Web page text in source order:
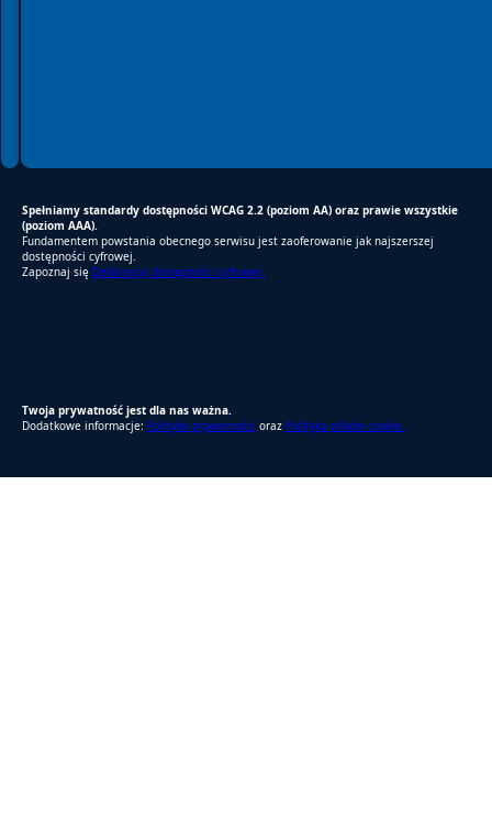
Spełniamy standardy dostępności WCAG 2.2 (poziom AA) oraz prawie wszystkie
(poziom AAA).
Fundamentem powstania obecnego serwisu jest zaoferowanie jak najszerszej
dostępności cyfrowej.
Zapoznaj się Deklaracją dostępności cyfrowej.
Twoja prywatność jest dla nas ważna.
Dodatkowe informacje: Polityka prywatności oraz Polityka plików cookie.